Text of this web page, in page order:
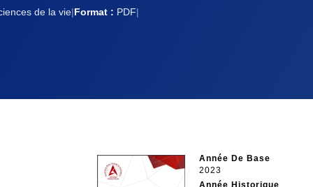
de la vie|Format : PDF|
Année De Base
2023
Année Historique